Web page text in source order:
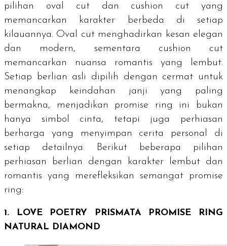
pilihan oval cut dan cushion cut yang
memancarkan karakter berbeda di setiap
kilauannya. Oval cutmenghadirkan kesan elegan
dan modern, sementara cushion cut
memancarkan nuansa romantis yang lembut.
Setiap berlian asli dipilih dengan cermat untuk
menangkap keindahan janji yang paling
bermakna, menjadikan promise ring ini bukan
hanya simbol cinta, tetapi juga perhiasan
berharga yang menyimpan cerita personal di
setiap detailnya. Berikut beberapa pilihan
perhiasan berlian dengan karakter lembut dan
romantis yang merefleksikan semangat promise
ring:
1. LOVE POETRY PRISMATA PROMISE RING
NATURAL DIAMOND